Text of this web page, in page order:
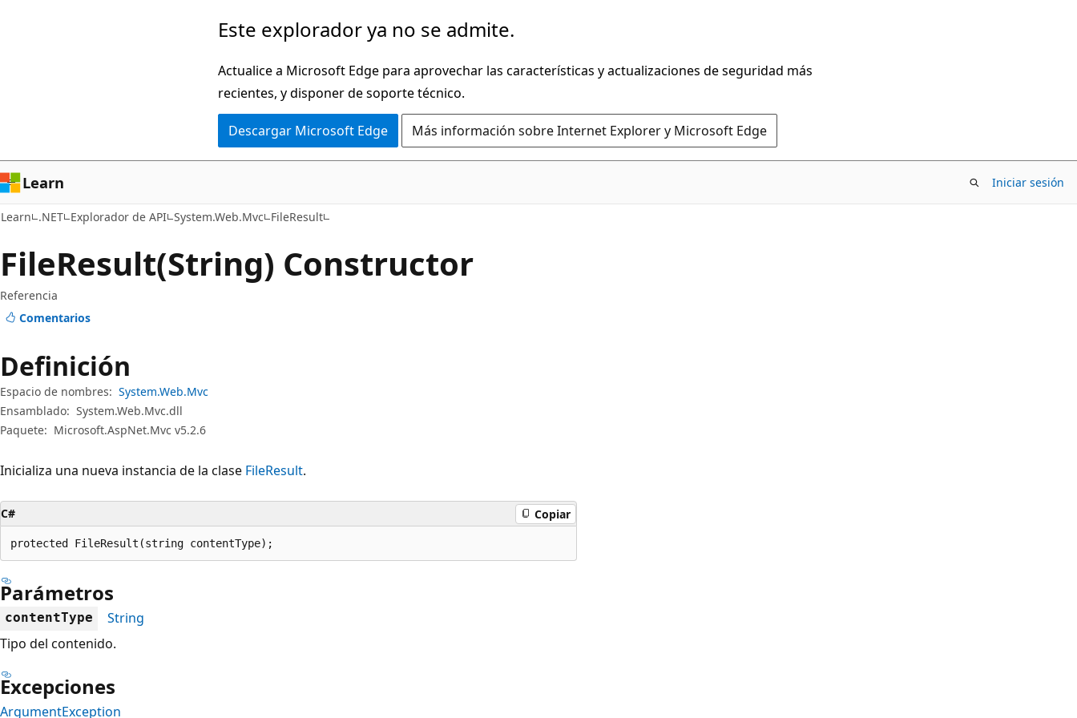
página
Este explorador ya no se admite.
Actualice a Microsoft Edge para aprovechar las características y actualizaciones de seguridad más
recientes, y disponer de soporte técnico.
Descargar Microsoft Edge Más información sobre Internet Explorer y Microsoft Edge
Learn Iniciar sesión
Learn .NET Explorador de API System.Web.Mvc FileResult
FileResult(String) Constructor
Referencia
Comentarios
Definición
Espacio de nombres: System.Web.Mvc
Ensamblado: System.Web.Mvc.dll
Paquete: Microsoft.AspNet.Mvc v5.2.6
Inicializa una nueva instancia de la clase FileResult.
C# Copiar
protected FileResult(string contentType);
Parámetros
contentType
String
Tipo del contenido.
Excepciones
ArgumentException